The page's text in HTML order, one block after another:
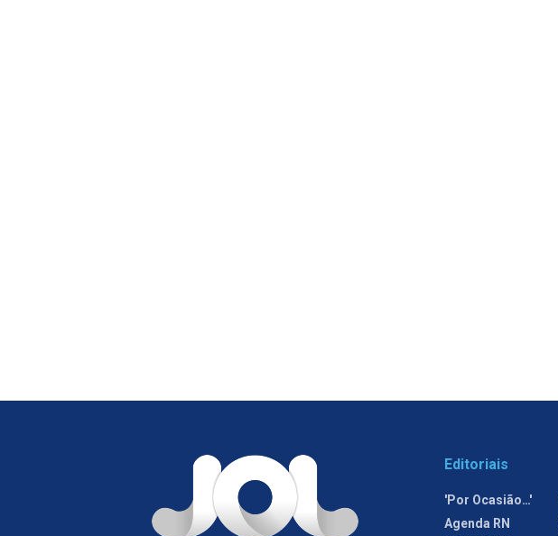
Editoriais
'Por Ocasião…'
Agenda RN